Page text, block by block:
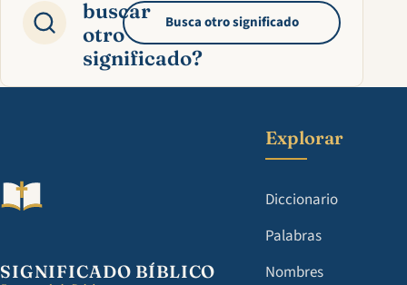
buscar
otro
significado?
Busca otro significado
SIGNIFICADO BÍBLICO
Explorar
Diccionario
Palabras
Nombres